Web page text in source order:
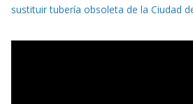
sustituir tubería obsoleta de la Ciudad